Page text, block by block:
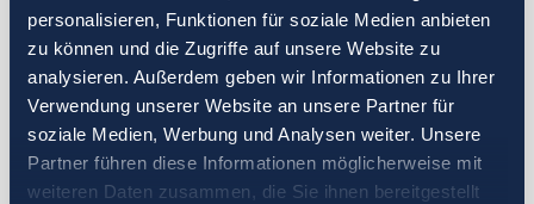
personalisieren, Funktionen für soziale Medien anbieten
zu können und die Zugriffe auf unsere Website zu
analysieren. Außerdem geben wir Informationen zu Ihrer
Verwendung unserer Website an unsere Partner für
soziale Medien, Werbung und Analysen weiter. Unsere
Partner führen diese Informationen möglicherweise mit
weiteren Daten zusammen, die Sie ihnen bereitgestellt